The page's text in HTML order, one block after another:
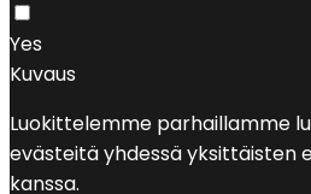
Yes
Kuvaus
Luokittelemme parhaillamme
evästeitä yhdessä yksittäisten
kanssa.